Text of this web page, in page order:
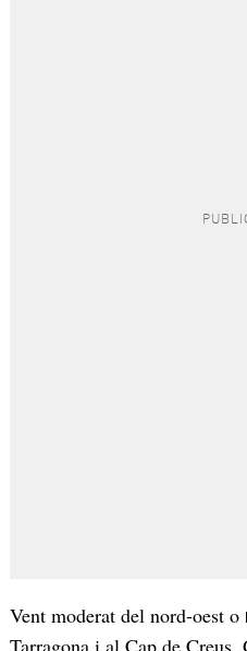
Vent moderat del nord-oest o
Tarragona i al Cap de